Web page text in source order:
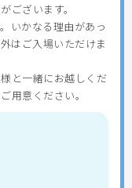
ございます。
いかなる理由があっ
はご入場いただけま
と一緒にお越しくだ
用意ください。